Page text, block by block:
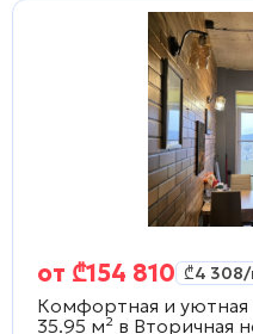
от ₾154 810 ₾4 308/
Комфортная и уютная
35.95 м² в Вторичная